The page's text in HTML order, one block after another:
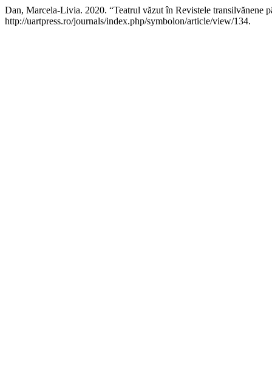
Dan, Marcela-Livia. 2020. “Teatrul văzut în Revistele transilvănene
http://uartpress.ro/journals/index.php/symbolon/article/view/134.